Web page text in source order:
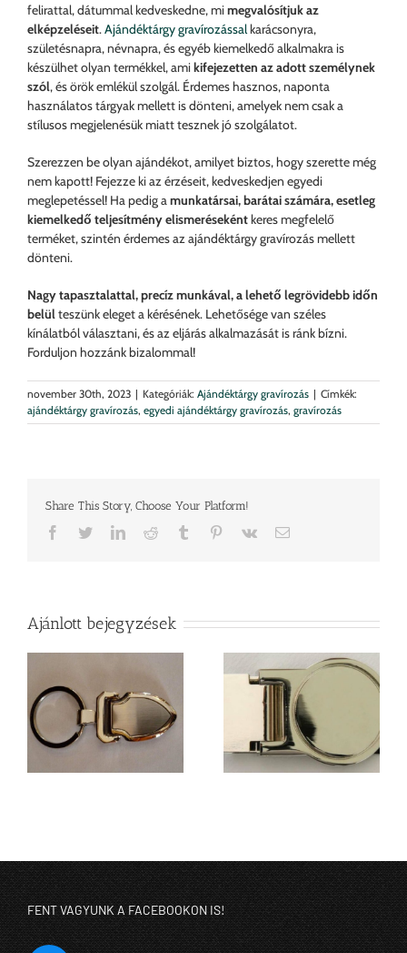
felirattal, dátummal kedveskedne, mi megvalósítjuk az
elképzeléseit. Ajándéktárgy gravírozássalkarácsonyra,
születésnapra, névnapra, és egyéb kiemelkedő alkalmakra is
készülhet olyan termékkel, ami kifejezetten az adott személynek
szól, és örök emlékül szolgál. Érdemes hasznos, naponta
használatos tárgyak mellett is dönteni, amelyek nem csak a
stílusos megjelenésük miatt tesznek jó szolgálatot.
Szerezzen be olyan ajándékot, amilyet biztos, hogy szerette még
nem kapott! Fejezze ki az érzéseit, kedveskedjen egyedi
meglepetéssel! Ha pedig a munkatársai, barátai számára, esetleg
kiemelkedő teljesítmény elismerésekéntkeres megfelelő
terméket, szintén érdemes az ajándéktárgy gravírozás mellett
dönteni.
Nagy tapasztalattal, precíz munkával, a lehető legrövidebb időn
belül teszünk eleget a kérésének. Lehetősége van széles
kínálatból választani, és az eljárás alkalmazását is ránk bízni.
Forduljon hozzánk bizalommal!
november 30th, 2023 | Kategóriák: Ajándéktárgy gravírozás | Címkék:
ajándéktárgy gravírozás, egyedi ajándéktárgy gravírozás, gravírozás
Share This Story, Choose Your Platform!
Facebook
TwitterLinkedInReddit Tumblr Pinterest
Vk Email
Ajánlott bejegyzések
Ajándéktárgy
gravírozás
búcsúajándékokhoz
FENT VAGYUNK A FACEBOOKON IS!